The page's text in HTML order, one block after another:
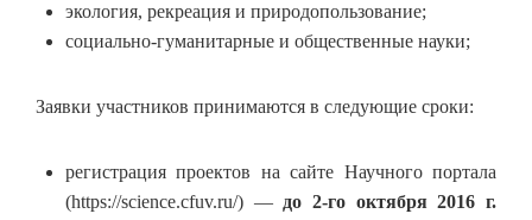
экология, рекреация и природопользование;
социально-гуманитарные и общественные науки;
Заявки участников принимаются в следующие сроки:
регистрация проектов на сайте Научного портала
(https://science.cfuv.ru/) — до 2-го октября 2016 г.